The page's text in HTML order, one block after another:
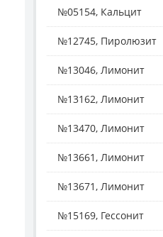
№05154, Кальцит
№12745, Пиролюзит
№13046, Лимонит
№13162, Лимонит
№13470, Лимонит
№13661, Лимонит
№13671, Лимонит
№15169, Гессонит